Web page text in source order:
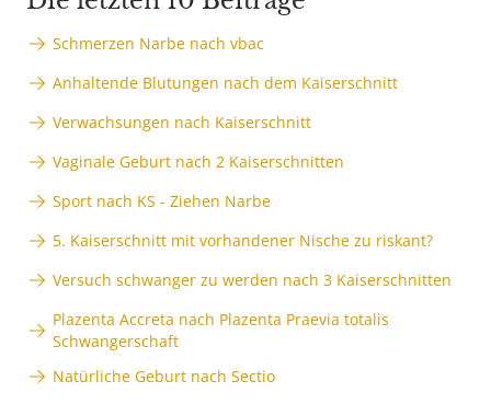
Schmerzen Narbe nach vbac
Anhaltende Blutungen nach dem Kaiserschnitt
Verwachsungen nach Kaiserschnitt
Vaginale Geburt nach 2 Kaiserschnitten
Sport nach KS - Ziehen Narbe
5. Kaiserschnitt mit vorhandener Nische zu riskant?
Versuch schwanger zu werden nach 3 Kaiserschnitten
Plazenta Accreta nach Plazenta Praevia totalis
Schwangerschaft
Natürliche Geburt nach Sectio